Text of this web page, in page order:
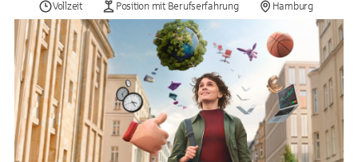
Vollzeit Position mit Berufserfahrung Hamburg